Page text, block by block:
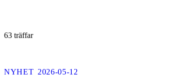
63 träffar
NYHET 2026-05-12